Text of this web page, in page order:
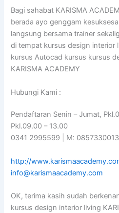
Bagi sahabat KARISMA
berada ayo genggam
langsung bersama trainer
di tempat kursus design interior
kursus Autocad kursus kursus
KARISMA ACADEMY
Hubungi Kami :
Pendaftaran Senin – Jumat,
Pkl.09.00 – 13.00
0341 2995599 | M:
http://
info@karismaacademy.com
OK, terima kasih sudah
kursus design interior living